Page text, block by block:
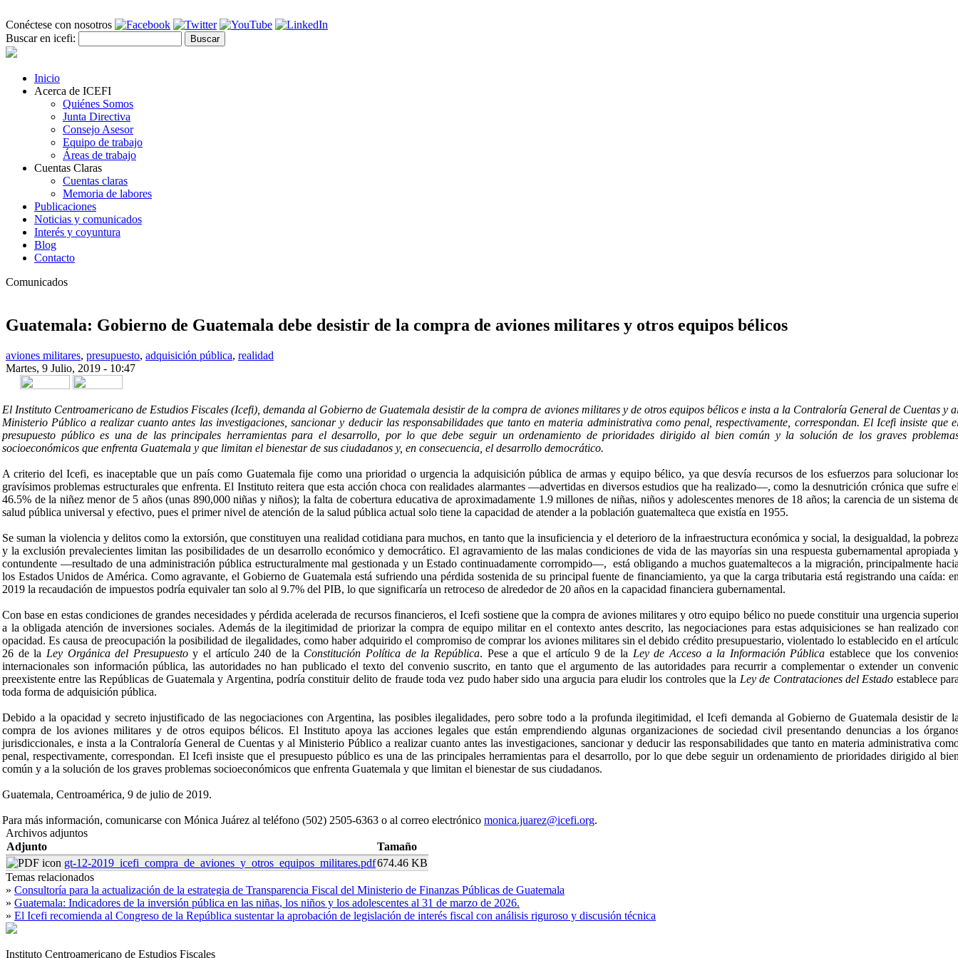
Conéctese con nosotros
Formulario de búsqueda
Buscar en icefi:
Inicio
Acerca de ICEFI
Quiénes Somos
Junta Directiva
Consejo Asesor
Equipo de trabajo
Áreas de trabajo
Cuentas Claras
Cuentas claras
Memoria de labores
Publicaciones
Noticias y comunicados
Interés y coyuntura
Blog
Contacto
Comunicados
Guatemala: Gobierno de Guatemala debe desistir de la compra de aviones militares y otros equipos bélicos
aviones militares, presupuesto, adquisición pública, realidad
Martes, 9 Julio, 2019 - 10:47
El Instituto Centroamericano de Estudios Fiscales (Icefi), demanda al Gobierno de Guatemala desistir de la compra de aviones militares y de otros equipos bélicos e insta a la Contraloría General de Cuentas y
Ministerio Público a realizar cuanto antes las investigaciones, sancionar y deducir las responsabilidades que tanto en materia administrativa como penal, respectivamente, correspondan. El Icefi insiste que
presupuesto público es una de las principales herramientas para el desarrollo, por lo que debe seguir un ordenamiento de prioridades dirigido al bien común y la solución de los graves
socioeconómicos que enfrenta Guatemala y que limitan el bienestar de sus ciudadanos y, en consecuencia, el desarrollo democrático.
A criterio del Icefi, es inaceptable que un país como Guatemala fije como una prioridad o urgencia la adquisición pública de armas y equipo bélico, ya que desvía recursos de los esfuerzos para solucionar
gravísimos problemas estructurales que enfrenta. El Instituto reitera que esta acción choca con realidades alarmantes —advertidas en diversos estudios que ha realizado—, como la desnutrición crónica que sufre
46.5% de la niñez menor de 5 años (unas 890,000 niñas y niños); la falta de cobertura educativa de aproximadamente 1.9 millones de niñas, niños y adolescentes menores de 18 años; la carencia de un sistema
salud pública universal y efectivo, pues el primer nivel de atención de la salud pública actual solo tiene la capacidad de atender a la población guatemalteca que existía en 1955.
Se suman la violencia y delitos como la extorsión, que constituyen una realidad cotidiana para muchos, en tanto que la insuficiencia y el deterioro de la infraestructura económica y social, la desigualdad, la
y la exclusión prevalecientes limitan las posibilidades de un desarrollo económico y democrático. El agravamiento de las malas condiciones de vida de las mayorías sin una respuesta gubernamental apropiada
contundente —resultado de una administración pública estructuralmente mal gestionada y un Estado continuadamente corrompido—,
está obligando a muchos guatemaltecos a la migración, principalmente
los Estados Unidos de América. Como agravante, el Gobierno de Guatemala está sufriendo una pérdida sostenida de su principal fuente de financiamiento, ya que la carga tributaria está registrando una caída:
2019 la recaudación de impuestos podría equivaler tan solo al 9.7% del PIB, lo que significaría un retroceso de alrededor de 20 años en la capacidad financiera gubernamental.
Con base en estas condiciones de grandes necesidades y pérdida acelerada de recursos financieros, el Icefi sostiene que la compra de aviones militares y otro equipo bélico no puede constituir una urgencia
a la obligada atención de inversiones sociales. Además de la ilegitimidad de priorizar la compra de equipo militar en el contexto antes descrito, las negociaciones para estas adquisiciones se han realizado
opacidad. Es causa de preocupación la posibilidad de ilegalidades, como haber adquirido el compromiso de comprar los aviones militares sin el debido crédito presupuestario, violentado lo establecido en el
26 de la Ley Orgánica del Presupuestoy el artículo 240 de la Constitución Política de la República. Pese a que el artículo 9 de la Ley de Acceso a la Información Pública establece que los
internacionales son información pública, las autoridades no han publicado el texto del convenio suscrito, en tanto que el argumento de las autoridades para recurrir a complementar o extender un
preexistente entre las Repúblicas de Guatemala y Argentina, podría constituir delito de fraude toda vez pudo haber sido una argucia para eludir los controles que la Ley de Contrataciones del Estado establece
toda forma de adquisición pública.
Debido a la opacidad y secreto injustificado de las negociaciones con Argentina, las posibles ilegalidades, pero sobre todo a la profunda ilegitimidad, el Icefi demanda al Gobierno de Guatemala desistir de
compra de los aviones militares y de otros equipos bélicos. El Instituto apoya las acciones legales que están emprendiendo algunas organizaciones de sociedad civil presentando denuncias a los
jurisdiccionales, e insta a la Contraloría General de Cuentas y al Ministerio Público a realizar cuanto antes las investigaciones, sancionar y deducir las responsabilidades que tanto en materia administrativa
penal, respectivamente, correspondan. El Icefi insiste que el presupuesto público es una de las principales herramientas para el desarrollo, por lo que debe seguir un ordenamiento de prioridades dirigido al
común y a la solución de los graves problemas socioeconómicos que enfrenta Guatemala y que limitan el bienestar de sus ciudadanos.
Guatemala, Centroamérica, 9 de julio de 2019.
Para más información, comunicarse con Mónica Juárez al teléfono (502) 2505-6363 o al correo electrónico monica.juarez@icefi.org.
Archivos adjuntos
Adjunto
Tamaño
gt-12-2019_icefi_compra_de_aviones_y_otros_equipos_militares.pdf674.46 KB
Temas relacionados
» Consultoría para la actualización de la estrategia de Transparencia Fiscal del Ministerio de Finanzas Públicas de Guatemala
» Guatemala: Indicadores de la inversión pública en las niñas, los niños y los adolescentes al 31 de marzo de 2026.
» El Icefi recomienda al Congreso de la República sustentar la aprobación de legislación de interés fiscal con análisis riguroso y discusión técnica
Instituto Centroamericano de Estudios Fiscales